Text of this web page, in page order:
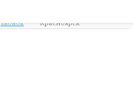
звонок
Красноярск